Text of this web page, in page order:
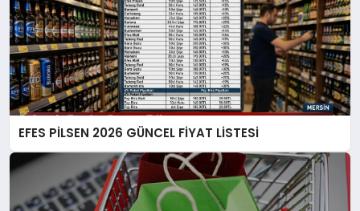
EFES PİLSEN 2026 GÜNCEL FİYAT LİSTESİ